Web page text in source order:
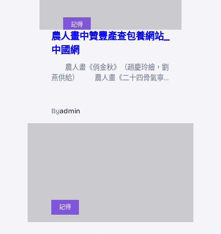
記得
農人畫中贊豐產查包養網站_
中國網
農人畫《俏金秋》（趙慶玲繪，劉
燕供給） 農人畫《二十四骨氣寧…
Byadmin
記得